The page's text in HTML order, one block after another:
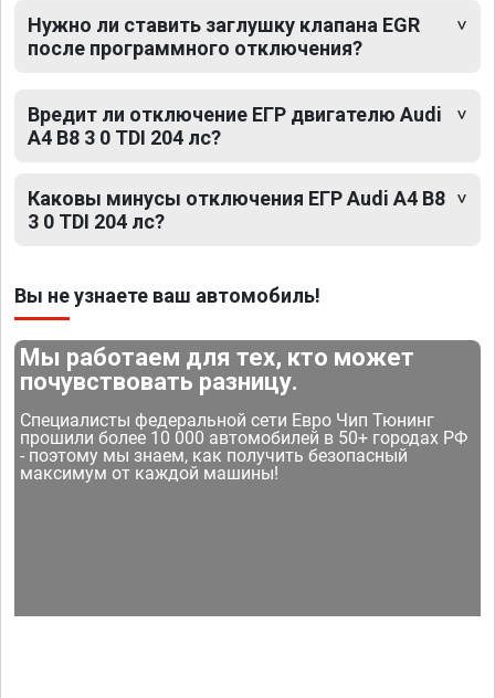
Нужно ли ставить заглушку клапана EGR
после программного отключения?
Вредит ли отключение ЕГР двигателю Audi
A4 B8 3 0 TDI 204 лс?
Каковы минусы отключения ЕГР Audi A4 B8
3 0 TDI 204 лс?
Вы не узнаете ваш автомобиль!
Мы работаем для тех, кто может
почувствовать разницу.
Специалисты федеральной сети Евро Чип Тюнинг
прошили более 10 000 автомобилей в 50+ городах РФ
- поэтому мы знаем, как получить безопасный
максимум от каждой машины!